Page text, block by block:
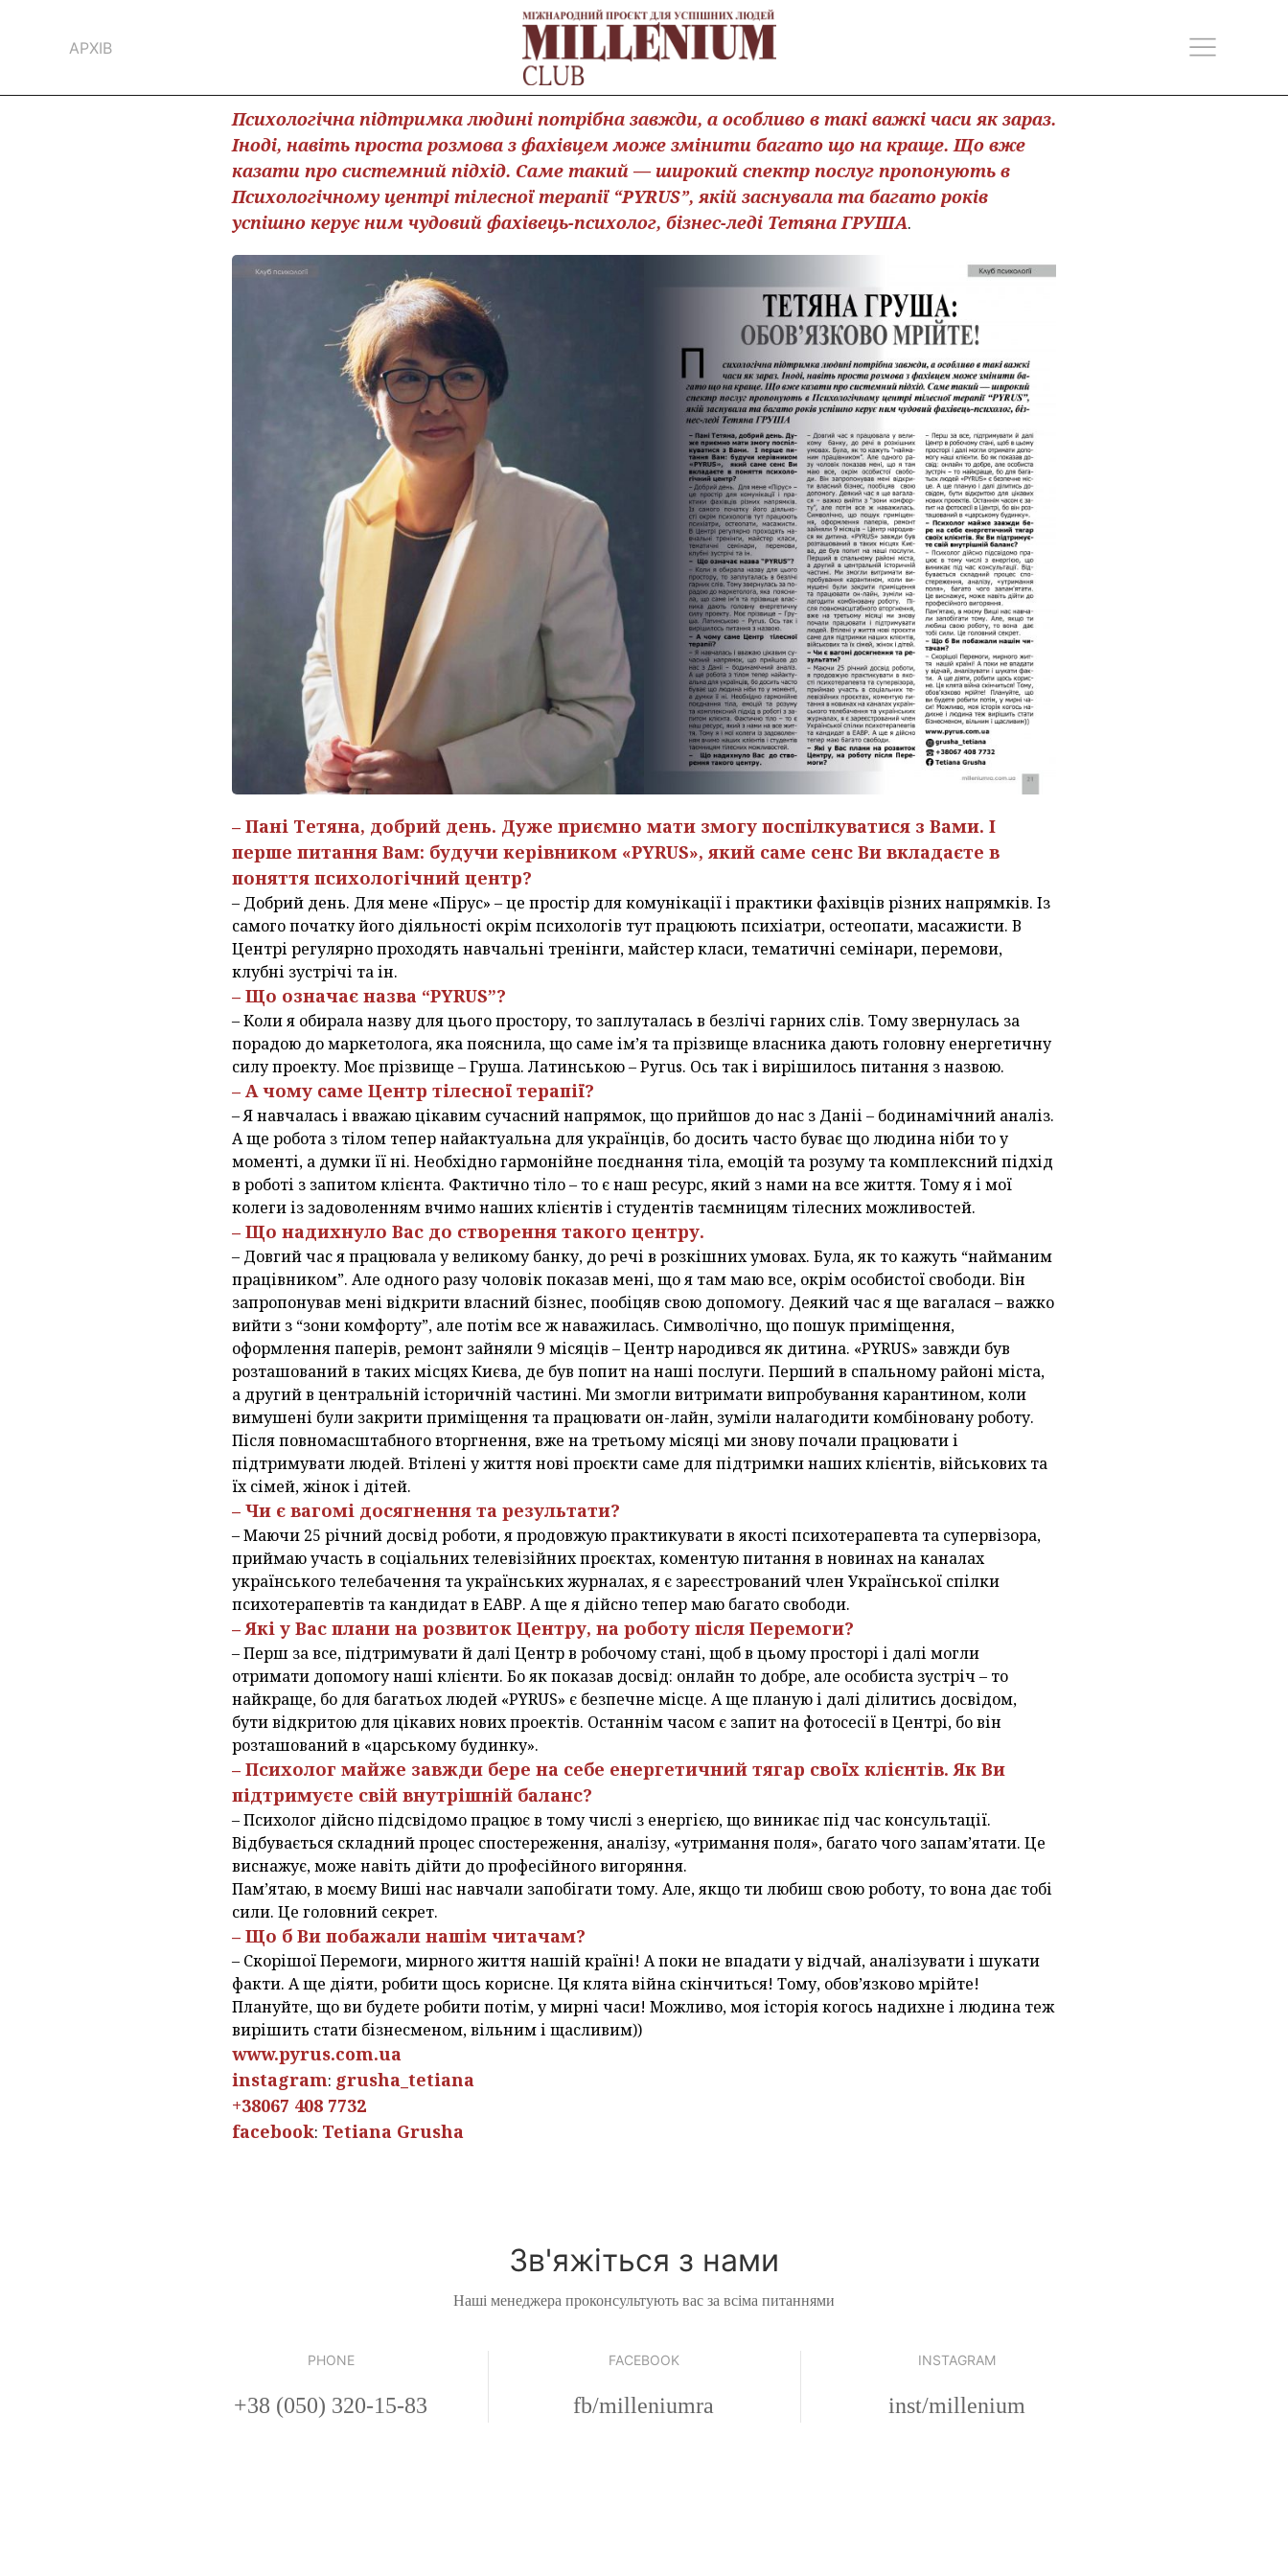
АРХІВ
Психологічна підтримка людині потрібна завжди, а особливо в такі важкі часи як зараз.
Іноді, навіть проста розмова з фахівцем може змінити багато що на краще. Що вже
казати про системний підхід. Саме такий — широкий спектр послуг пропонують в
Психологічному центрі тілесної терапії “PYRUS”, якій заснувала та багато років
успішно керує ним чудовий фахівець-психолог, бізнес-леді Тетяна ГРУША.
– Пані Тетяна, добрий день. Дуже приємно мати змогу поспілкуватися з Вами. І
перше питання Вам: будучи керівником «PYRUS», який саме сенс Ви вкладаєте в
поняття психологічний центр?
– Добрий день. Для мене «Пірус» – це простір для комунікації і практики фахівців різних напрямків. Із
самого початку його діяльності окрім психологів тут працюють психіатри, остеопати, масажисти. В
Центрі регулярно проходять навчальні тренінги, майстер класи, тематичні семінари, перемови,
клубні зустрічі та ін.
– Що означає назва “PYRUS”?
– Коли я обирала назву для цього простору, то заплуталась в безлічі гарних слів. Тому звернулась за
порадою до маркетолога, яка пояснила, що саме ім’я та прізвище власника дають головну енергетичну
силу проекту. Моє прізвище – Груша. Латинською – Pyrus. Ось так і вирішилось питання з назвою.
– А чому саме Центр тілесної терапії?
– Я навчалась і вважаю цікавим сучасний напрямок, що прийшов до нас з Даніі – бодинамічний аналіз.
А ще робота з тілом тепер найактуальна для українців, бо досить часто буває що людина ніби то у
моменті, а думки її ні. Необхідно гармонійне поєднання тіла, емоцій та розуму та комплексний підхід
в роботі з запитом клієнта. Фактично тіло – то є наш ресурс, який з нами на все життя. Тому я і мої
колеги із задоволенням вчимо наших клієнтів і студентів таємницям тілесних можливостей.
– Що надихнуло Вас до створення такого центру.
– Довгий час я працювала у великому банку, до речі в розкішних умовах. Була, як то кажуть “найманим
працівником”. Але одного разу чоловік показав мені, що я там маю все, окрім особистої свободи. Він
запропонував мені відкрити власний бізнес, пообіцяв свою допомогу. Деякий час я ще вагалася – важко
вийти з “зони комфорту”, але потім все ж наважилась. Символічно, що пошук приміщення,
оформлення паперів, ремонт зайняли 9 місяців – Центр народився як дитина. «PYRUS» завжди був
розташований в таких місцях Києва, де був попит на наші послуги. Перший в спальному районі міста,
а другий в центральній історичній частині. Ми змогли витримати випробування карантином, коли
вимушені були закрити приміщення та працювати он-лайн, зуміли налагодити комбіновану роботу.
Після повномасштабного вторгнення, вже на третьому місяці ми знову почали працювати і
підтримувати людей. Втілені у життя нові проєкти саме для підтримки наших клієнтів, військових та
їх сімей, жінок і дітей.
– Чи є вагомі досягнення та результати?
– Маючи 25 річний досвід роботи, я продовжую практикувати в якості психотерапевта та супервізора,
приймаю участь в соціальних телевізійних проєктах, коментую питання в новинах на каналах
українського телебачення та українських журналах, я є зареєстрований член Української спілки
психотерапевтів та кандидат в ЕАВР. А ще я дійсно тепер маю багато свободи.
– Які у Вас плани на розвиток Центру, на роботу після Перемоги?
– Перш за все, підтримувати й далі Центр в робочому стані, щоб в цьо­му просторі і далі могли
отримати допомогу наші клієнти. Бо як показав досвід: онлайн то добре, але особиста зустріч – то
найкраще, бо для багатьох людей «PYRUS» є безпечне місце. А ще планую і далі ділитись досвідом,
бути відкритою для цікавих нових проектів. Останнім часом є запит на фотосесії в Центрі, бо він
розташований в «царському будинку».
– Психолог майже завжди бере на себе енергетичний тягар своїх клієнтів. Як Ви
підтримуєте свій внутрішній баланс?
– Психолог дійсно підсвідомо працює в тому числі з енергією, що виникає під час консультації.
Відбувається складний процес спостереження, аналізу, «утримання поля», багато чого запам’ятати. Це
виснажує, може навіть дійти до професійного вигоряння.
Пам’ятаю, в моєму Виші нас навчали запобігати тому. Але, якщо ти любиш свою роботу, то вона дає тобі
сили. Це головний секрет.
– Що б Ви побажали нашім читачам?
– Скорішої Перемоги, мирного життя нашій країні! А поки не впадати у відчай, аналізувати і шукати
факти. А ще діяти, робити щось корисне. Ця клята війна скінчиться! Тому, обов’язково мрійте!
Плануйте, що ви будете робити потім, у мирні часи! Можливо, моя історія когось надихне і людина теж
вирішить стати бізнесменом, вільним і щасливим))
www.pyrus.com.ua
instagram: grusha_tetiana
+38067 408 7732
facebook: Tetiana Grusha
Зв'яжіться з нами
Наші менеджера проконсультують вас за всіма питаннями
PHONE
+38 (050) 320-15-83
FACEBOOK
fb/milleniumra
INSTAGRAM
inst/millenium